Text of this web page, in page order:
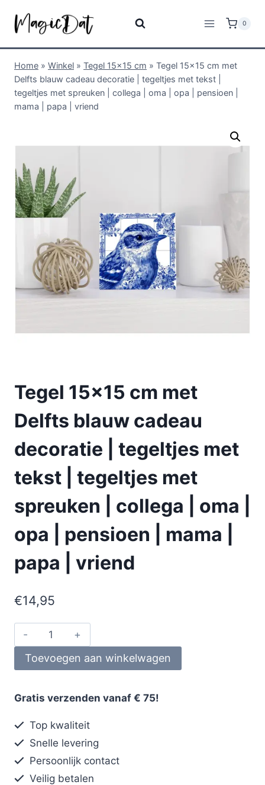
0
Home » Winkel » Tegel 15x15 cm » Tegel 15×15 cm met
Delfts blauw cadeau decoratie | tegeltjes met tekst |
tegeltjes met spreuken | collega | oma | opa | pensioen |
mama | papa | vriend
Tegel 15×15 cm met
Delfts blauw cadeau
decoratie | tegeltjes met
tekst | tegeltjes met
spreuken | collega | oma |
opa | pensioen | mama |
papa | vriend
€14,95
Toevoegen aan winkelwagen
Gratis verzenden vanaf € 75!
Top kwaliteit
Snelle levering
Persoonlijk contact
Veilig betalen